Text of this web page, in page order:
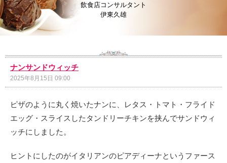
飲食店コンサルタント
伊東久雄
ナンサンドウィッチ
2025年8月15日 09:00
ピザのように丸く焼いたナンに、レタス・トマト・フライド
エッグ・スライスしたタンドリーチキンを挟んでサンドウィ
ッチにしました。
ヒントにしたのがイタリアンのピアディーナというファース